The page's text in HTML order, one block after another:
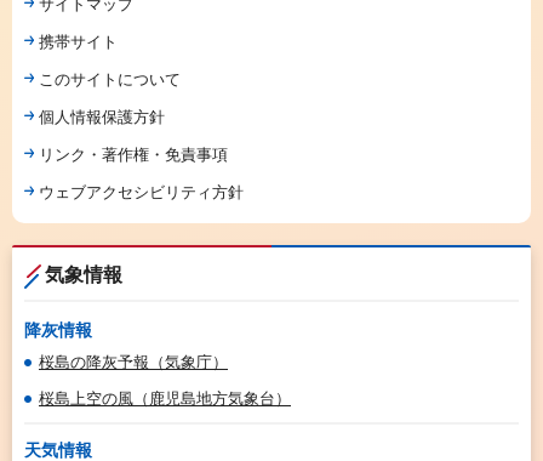
サイトマップ
携帯サイト
このサイトについて
個人情報保護方針
リンク・著作権・免責事項
ウェブアクセシビリティ方針
気象情報
降灰情報
桜島の降灰予報（気象庁）
桜島上空の風（鹿児島地方気象台）
天気情報